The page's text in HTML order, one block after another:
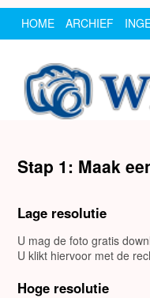
HOME ARCHIEF
Stap 1: Maak
Lage resolutie
U mag de foto gratis
U klikt hiervoor met de
Hoge resolutie